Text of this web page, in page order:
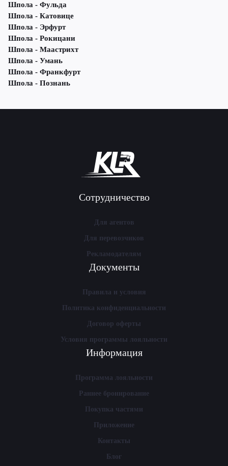
Шпола - Фульда
Шпола - Катовице
Шпола - Эрфурт
Шпола - Рокицани
Шпола - Маастрихт
Шпола - Умань
Шпола - Франкфурт
Шпола - Познань
Сотрудничество
Для агентов
Для перевозчиков
Рекламодателям
Документы
Правила и условия
Политика конфиденциальности
Договор оферты
Условия программы лояльности
Информация
Программа лояльности
Раннее бронирование
Покупка частями
Приложение
Контакты
Блог